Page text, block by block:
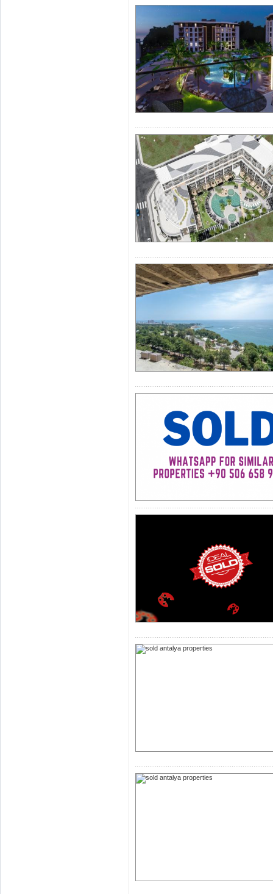
Для того,
свидомна
квартиру в
Ларане
Estate. Наш
течении 24
нашем сайте.
Как я могу
в Анталии?
Если вы
тогдадобро
Анталии. Мы
, на
поездки,
просмотра.
информации о
нам:
дляполучения
01 38 659(
недвижимости
IDEAL
Ведущие
строительства
"Традиции